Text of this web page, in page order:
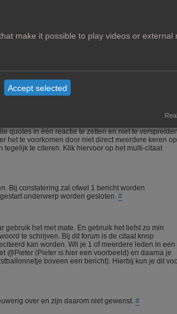
hobby als 3Dprinten ook van belang dat de
zelf al heeft gedaan, heeft opgezocht of heeft
zijn. Wees echter voorzichtig met het gebruik
rusten. In alle gevallen is het verstandig om bij
quotes in één reactie te zetten en niet te
het te voorkomen door niet direct meerdere keren op
tegelijk te citeren. Klik hiervoor op het multi-citaat
Bij constatering zal ofwel 1 bericht worden
onderwerp worden gesloten. #
het met mate. En gebruik het liefst zo min
te schrijven. Bij dit forum is de citaat knop
kan worden. Wil je 1 of meerdere leden in een
@Pieter (Pieter is hier een voorbeeld) en daarna je
boveen een bericht). Hierbij kun je dit
over en zijn daarom niet gewenst. #
make it possible to play videos or external
Accept selected